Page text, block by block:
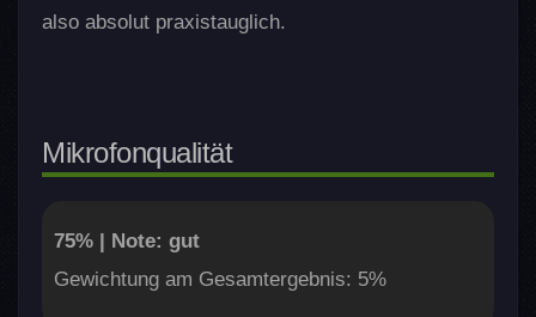
also absolut praxistauglich.
Mikrofonqualität
75% | Note: gut
Gewichtung am Gesamtergebnis: 5%